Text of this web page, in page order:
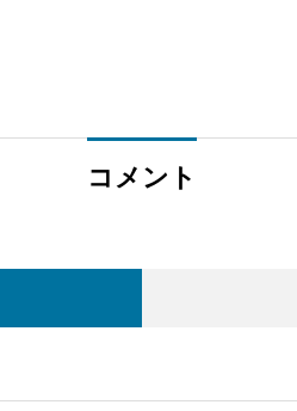
コメント